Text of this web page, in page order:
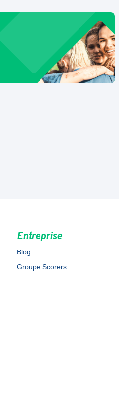
Entreprise
Blog
Groupe Scorers